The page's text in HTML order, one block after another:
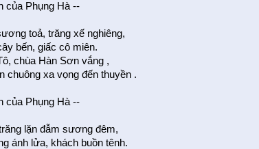
của Phụng Hà --
toả, trăng xế nghiêng,
bến, giấc cô miên.
chùa Hàn Sơn vắng ,
chuông xa vọng đến thuyền .
của Phụng Hà --
lặn đẫm sương đêm,
ánh lửa, khách buồn tênh.